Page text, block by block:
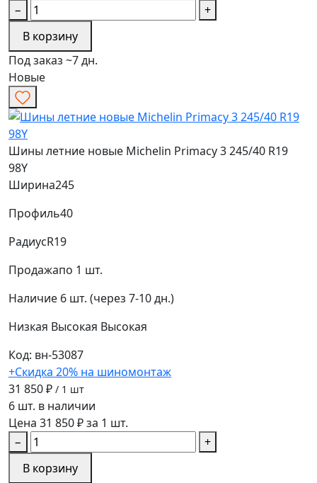
−
+
В корзину
Под заказ ~7 дн.
Новые
Шины летние новые Michelin Primacy 3 245/40 R19
98Y
Ширина245
Профиль40
РадиусR19
Продажапо 1 шт.
Наличие 6 шт. (через 7-10 дн.)
Низкая Высокая Высокая
Код: вн-53087
+Скидка 20% на шиномонтаж
31 850 ₽ / 1 шт
6 шт. в наличии
Цена 31 850 ₽ за 1 шт.
−
+
В корзину